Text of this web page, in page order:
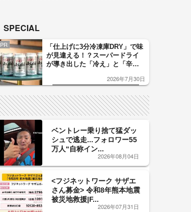
SPECIAL
PR
「仕上げに3分冷凍庫DRY」で味
が見違える！？スーパードライ
が導き出した「冷え」と「辛
した「辛口カーブ」が飲み頃の
2026年7月30日
ベントレー乗り捨て猛ダッ
シュで逃走...フォロワー55
万人“自称イン...
2026年08月04日
<フジネットワーク サザエ
さん募金> 令和8年熊本地震
被災地救援|F...
2026年07月31日